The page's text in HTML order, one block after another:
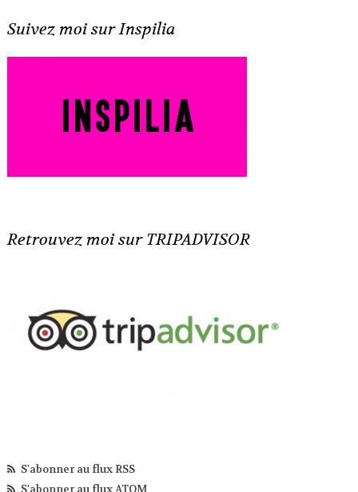
Suivez moi sur Inspilia
Retrouvez moi sur TRIPADVISOR
S'abonner au flux RSS
S'abonner au flux ATOM